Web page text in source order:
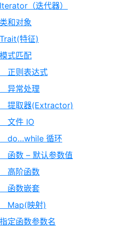
（迭代器）
和对象
特征)
式匹配
正则表达式
异常处理
提取器(Extractor)
文件 IO
do…while 循环
函数 – 默认参数值
高阶函数
函数嵌套
Map(映射)
定函数参数名